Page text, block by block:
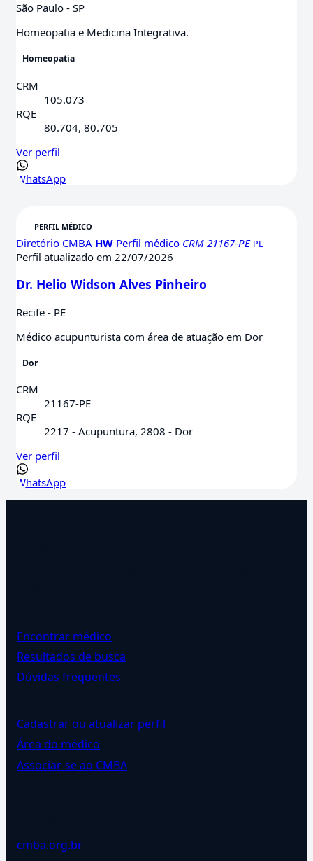
São Paulo - SP
Homeopatia e Medicina Integrativa.
Homeopatia
CRM
105.073
RQE
80.704, 80.705
Ver perfil
WhatsApp
Diretório CMBA HW Perfil médico CRM 21167-PE PE
Perfil atualizado em 22/07/2026
Dr. Helio Widson Alves Pinheiro
Recife - PE
Médico acupunturista com área de atuação em Dor
Dor
CRM
21167-PE
RQE
2217 - Acupuntura, 2808 - Dor
Ver perfil
WhatsApp
Encontrar médico
Resultados de busca
Dúvidas frequentes
Cadastrar ou atualizar perfil
Área do médico
Associar-se ao CMBA
cmba.org.br